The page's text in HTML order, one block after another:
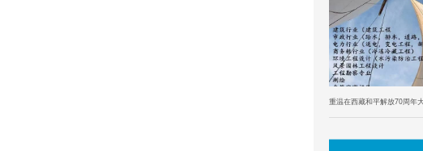
重温在西藏和平解放70周年